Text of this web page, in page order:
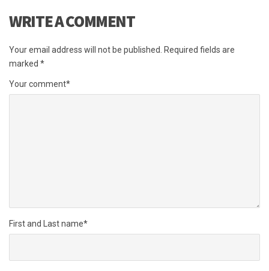
WRITE A COMMENT
Your email address will not be published.
Required fields are
marked *
Your comment*
First and Last name*